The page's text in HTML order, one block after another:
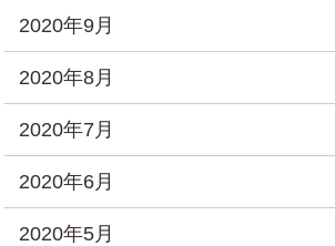
2020年9月
2020年8月
2020年7月
2020年6月
2020年5月